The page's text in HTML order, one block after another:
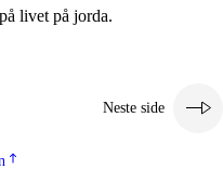
livet på jorda.
Neste side